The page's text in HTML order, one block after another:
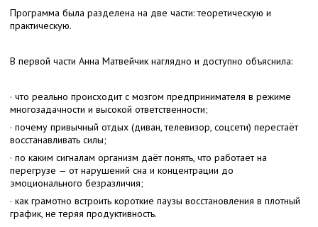
Программа была разделена на две части: теоретическую и
практическую.
В первой части Анна Матвейчик наглядно и доступно объяснила:
· что реально происходит с мозгом предпринимателя в режиме
многозадачности и высокой ответственности;
· почему привычный отдых (диван, телевизор, соцсети) перестаёт
восстанавливать силы;
· по каким сигналам организм даёт понять, что работает на
перегрузе — от нарушений сна и концентрации до
эмоционального безразличия;
· как грамотно встроить короткие паузы восстановления в плотный
график, не теряя продуктивность.